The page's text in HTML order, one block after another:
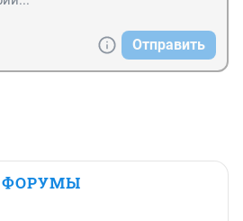
Отправить
ФОРУМЫ